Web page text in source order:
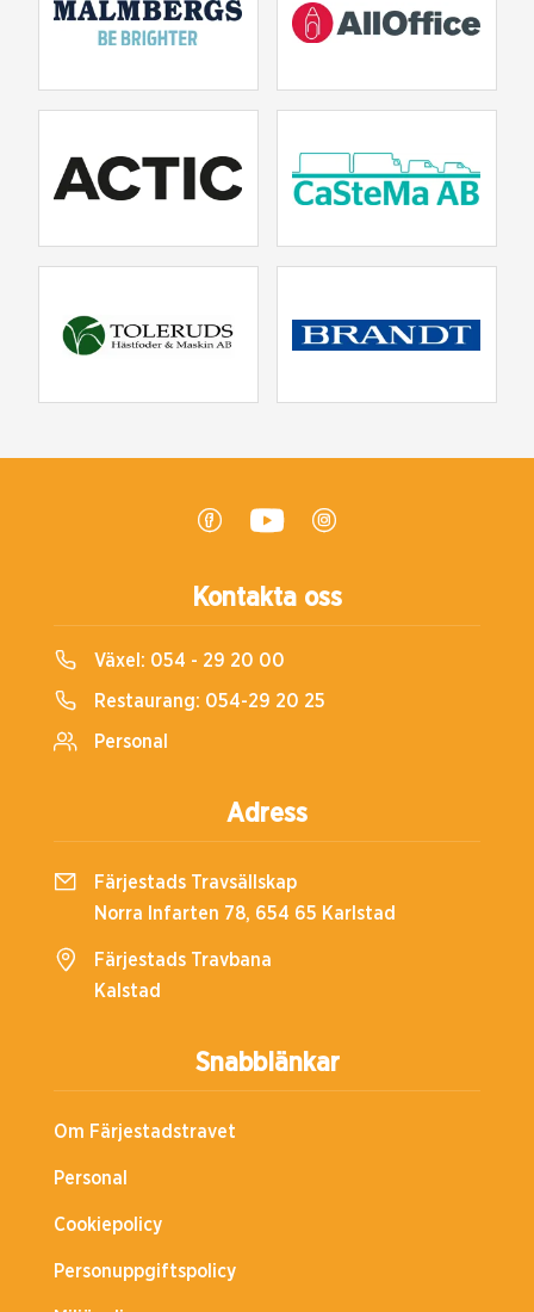
Snabblänkar
Om Färjestadstravet
Personal
Cookiepolicy
Personuppgiftspolicy
Kontakta oss
Växel: 054 - 29 20 00
Restaurang: 054-29 20 25
Personal
Adress
Färjestads Travsällskap
Norra Infarten 78, 654 65 Karlstad
Färjestads Travbana
Kalstad